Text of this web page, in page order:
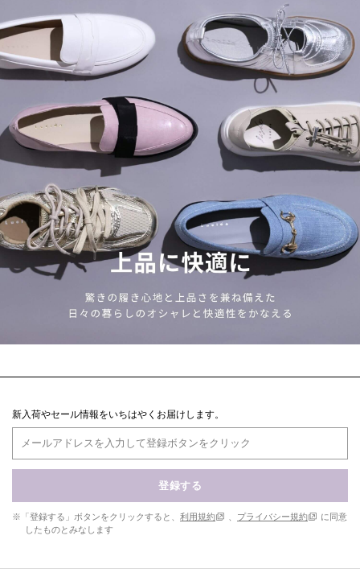
新入荷やセール情報をいちはやくお届けします。
登録する
※「登録する」ボタンをクリックすると、 利用規約 プライバシー規約
に同意
したものとみなします